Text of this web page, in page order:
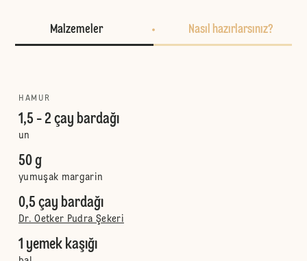
Malzemeler Nasıl hazırlarsınız?
HAMUR
1,5 - 2 çay bardağı
un
50 g
yumuşak margarin
0,5 çay bardağı
Dr. Oetker Pudra Şekeri
1 yemek kaşığı